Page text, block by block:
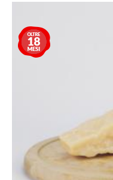
Stagionatura
oltre
18